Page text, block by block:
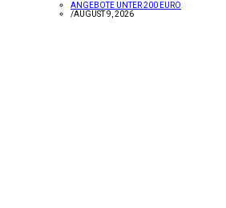
ANGEBOTE UNTER 200 EURO
/AUGUST 9, 2026